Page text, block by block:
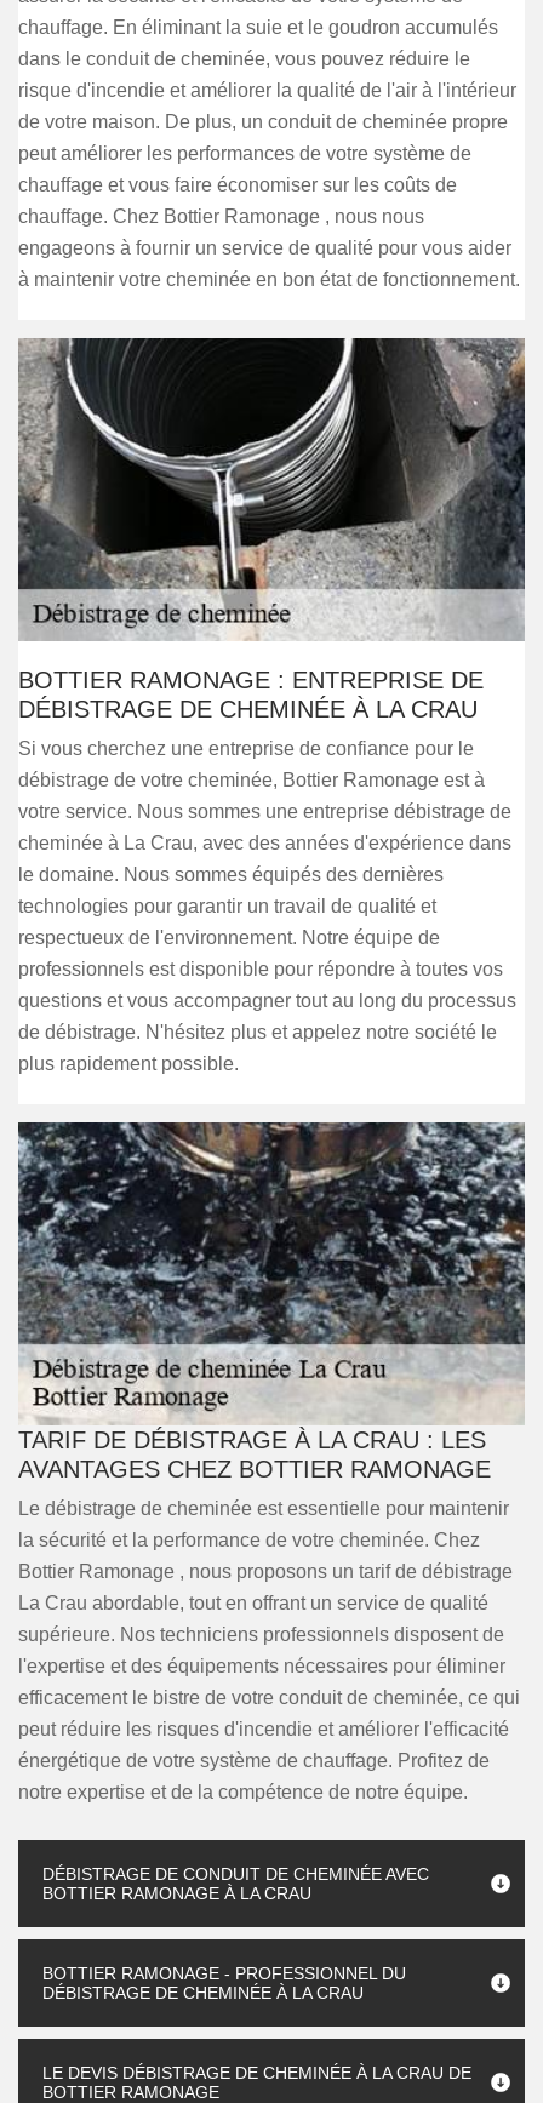
chauffage. En éliminant la suie et le goudron accumulés
dans le conduit de cheminée, vous pouvez réduire le
risque d'incendie et améliorer la qualité de l'air à l'intérieur
de votre maison. De plus, un conduit de cheminée propre
peut améliorer les performances de votre système de
chauffage et vous faire économiser sur les coûts de
chauffage. Chez Bottier Ramonage , nous nous
engageons à fournir un service de qualité pour vous aider
à maintenir votre cheminée en bon état de fonctionnement.
BOTTIER RAMONAGE : ENTREPRISE DE
DÉBISTRAGE DE CHEMINÉE À LA CRAU
Si vous cherchez une entreprise de confiance pour le
débistrage de votre cheminée, Bottier Ramonage est à
votre service. Nous sommes une entreprise débistrage de
cheminée à La Crau, avec des années d'expérience dans
le domaine. Nous sommes équipés des dernières
technologies pour garantir un travail de qualité et
respectueux de l'environnement. Notre équipe de
professionnels est disponible pour répondre à toutes vos
questions et vous accompagner tout au long du processus
de débistrage. N'hésitez plus et appelez notre société le
plus rapidement possible.
TARIF DE DÉBISTRAGE À LA CRAU : LES
AVANTAGES CHEZ BOTTIER RAMONAGE
Le débistrage de cheminée est essentielle pour maintenir
la sécurité et la performance de votre cheminée. Chez
Bottier Ramonage , nous proposons un tarif de débistrage
La Crau abordable, tout en offrant un service de qualité
supérieure. Nos techniciens professionnels disposent de
l'expertise et des équipements nécessaires pour éliminer
efficacement le bistre de votre conduit de cheminée, ce qui
peut réduire les risques d'incendie et améliorer l'efficacité
énergétique de votre système de chauffage. Profitez de
notre expertise et de la compétence de notre équipe.
DÉBISTRAGE DE CONDUIT DE CHEMINÉE AVEC
BOTTIER RAMONAGE À LA CRAU
BOTTIER RAMONAGE - PROFESSIONNEL DU
DÉBISTRAGE DE CHEMINÉE À LA CRAU
LE DEVIS DÉBISTRAGE DE CHEMINÉE À LA CRAU DE
BOTTIER RAMONAGE